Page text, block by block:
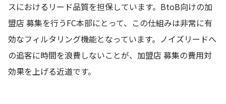
スにおけるリード品質を担保しています。BtoB向けの加
盟店 募集を行うFC本部にとって、この仕組みは非常に有
効なフィルタリング機能となっています。ノイズリードへ
の追客に時間を浪費しないことが、加盟店 募集の費用対
効果を上げる近道です。